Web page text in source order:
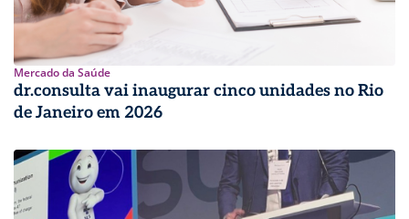
Mercado da Saúde
dr.consulta vai inaugurar cinco unidades no Rio
de Janeiro em 2026